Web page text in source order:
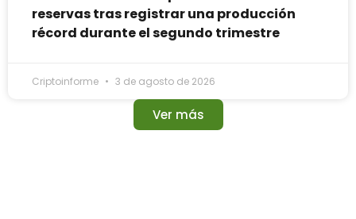
reservas tras registrar una producción
récord durante el segundo trimestre
Criptoinforme 3 de agosto de 2026
Ver más